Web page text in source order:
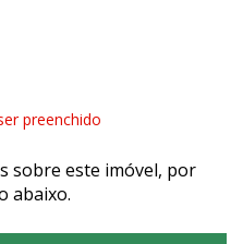
preenchido
sobre este imóvel, por
abaixo.